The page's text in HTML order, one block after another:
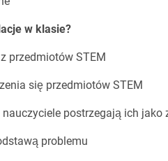
w klasie?
przedmiotów STEM
się przedmiotów STEM
postrzegają ich jako
problemu